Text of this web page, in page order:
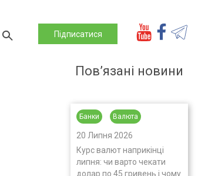
Підписатися
Пов’язані новини
Банки Валюта
20 Липня 2026
Курс валют наприкінці
липня: чи варто чекати
долар по 45 гривень і чому